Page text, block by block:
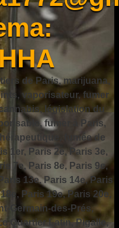
de Paris, marijuana,
vaporisateur, fumer
législation du
fumer à Paris,
fumée de
1er, Paris 2e, Paris 3e,
7e, Paris 8e, Paris 9e,
13e, Paris 14e, Paris
Paris 19e, Paris 20e,
Germain-des-Prés,
Quartier Latin, Pigalle,